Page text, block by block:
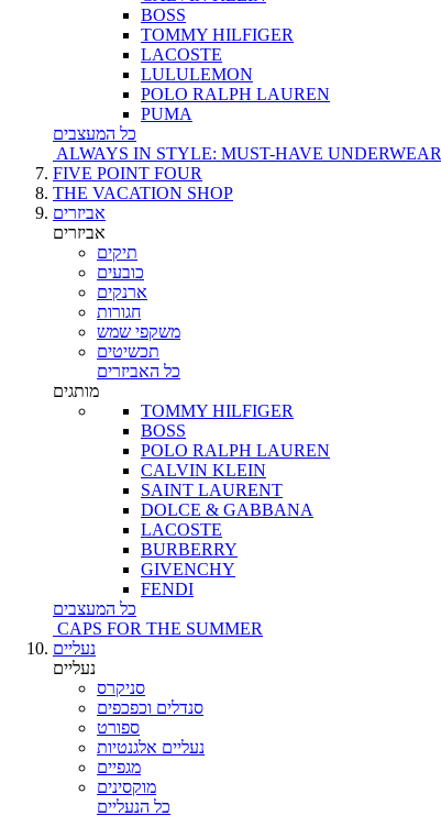
BOSS
TOMMY HILFIGER
LACOSTE
LULULEMON
POLO RALPH LAUREN
PUMA
כל המעצבים
ALWAYS IN STYLE: MUST-HAVE UNDERWEAR
FIVE POINT FOUR
THE VACATION SHOP
אביזרים
אביזרים
תיקים
כובעים
ארנקים
חגורות
משקפי שמש
תכשיטים
כל האביזרים
מותגים
TOMMY HILFIGER
BOSS
POLO RALPH LAUREN
CALVIN KLEIN
SAINT LAURENT
DOLCE & GABBANA
LACOSTE
BURBERRY
GIVENCHY
FENDI
כל המעצבים
CAPS FOR THE SUMMER
נעליים
נעליים
סניקרס
סנדלים וכפכפים
ספורט
נעליים אלגנטיות
מגפיים
מוקסינים
כל הנעליים